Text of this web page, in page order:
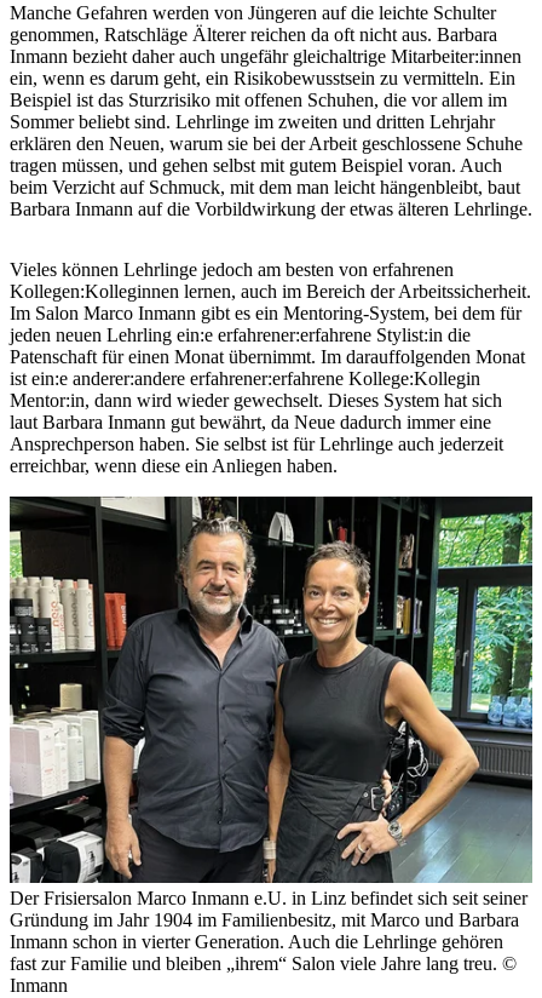
Manche Gefahren werden von Jüngeren auf die leichte Schulter
genommen, Ratschläge Älterer reichen da oft nicht aus. Barbara
Inmann bezieht daher auch ungefähr gleichaltrige Mitarbeiter:innen
ein, wenn es darum geht, ein Risikobewusstsein zu vermitteln. Ein
Beispiel ist das Sturzrisiko mit offenen Schuhen, die vor allem im
Sommer beliebt sind. Lehrlinge im zweiten und dritten Lehrjahr
erklären den Neuen, warum sie bei der Arbeit geschlossene Schuhe
tragen müssen, und gehen selbst mit gutem Beispiel voran. Auch
beim Verzicht auf Schmuck, mit dem man leicht hängenbleibt, baut
Barbara Inmann auf die Vorbildwirkung der etwas älteren Lehrlinge.
Vieles können Lehrlinge jedoch am besten von erfahrenen
Kollegen:Kolleginnen lernen, auch im Bereich der Arbeitssicherheit.
Im Salon Marco Inmann gibt es ein Mentoring-System, bei dem für
jeden neuen Lehrling ein:e erfahrener:erfahrene Stylist:in die
Patenschaft für einen Monat übernimmt. Im darauffolgenden Monat
ist ein:e anderer:andere erfahrener:erfahrene Kollege:Kollegin
Mentor:in, dann wird wieder gewechselt. Dieses System hat sich
laut Barbara Inmann gut bewährt, da Neue dadurch immer eine
Ansprechperson haben. Sie selbst ist für Lehrlinge auch jederzeit
erreichbar, wenn diese ein Anliegen haben.
Der Frisiersalon Marco Inmann e.U. in Linz befindet sich seit seiner
Gründung im Jahr 1904 im Familienbesitz, mit Marco und Barbara
Inmann schon in vierter Generation. Auch die Lehrlinge gehören
fast zur Familie und bleiben „ihrem“ Salon viele Jahre lang treu. ©
Inmann